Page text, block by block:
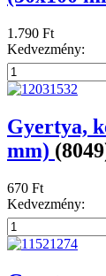
1.790 Ft
Kedvezmény:
Gyertya,
mm)
670 Ft
Kedvezmény: